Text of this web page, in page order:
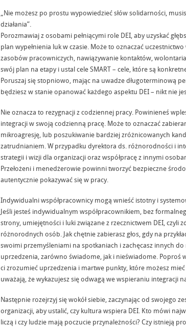
„Nie możesz po prostu wypowiedzieć słów solidarności,
działania”.
Porozmawiaj z osobami pełniącymi role DEI, aby uzyskać
plan wypełnienia luk w czasie. Może to oznaczać
zasobów pracowniczych, nawiązywanie kontaktów,
swój plan na etapy i ustal cele SMART – cele, które są
Poruszaj się stopniowo, mając na uwadze długoterminową
będziesz w stanie opanować każdego aspektu DEI – nikt nie
Nie oznacza to rezygnacji z codziennej pracy. Powinieneś
integracji w swoją codzienną pracę. Może to oznaczać
mikroagresję, lub poszukiwanie bardziej zróżnicowanych
zatrudnianiem. W przypadku dyrektora ds. różnorodności i
strategii i wizji dla organizacji oraz współpracę z innymi
Przełożeni i menedżerowie powinni tworzyć bezpieczne
autentycznie pokazywać się w pracy.
Indywidualni współpracownicy mogą wnieść istotny i
Jeśli jesteś indywidualnym współpracownikiem, bez
strony, umiejętności i luki związane z rzecznictwem DEI, czyli
różnorodnych osób. Jak chętnie zabierasz głos, gdy na
swoimi przemyśleniami na spotkaniach i zachęcasz innych
uprzedzenia, zarówno świadome, jak i nieświadome. Poproś
ci zrozumieć uprzedzenia i martwe punkty, które możesz
uważają, że wykazujesz się odwagą we wspieraniu integracji
Następnie rozejrzyj się wokół siebie, zaczynając od swojego
organizacji, aby ustalić, czy kultura wspiera DEI. Kto mówi
liczą i czy ludzie mają poczucie przynależności? Czy istnieją